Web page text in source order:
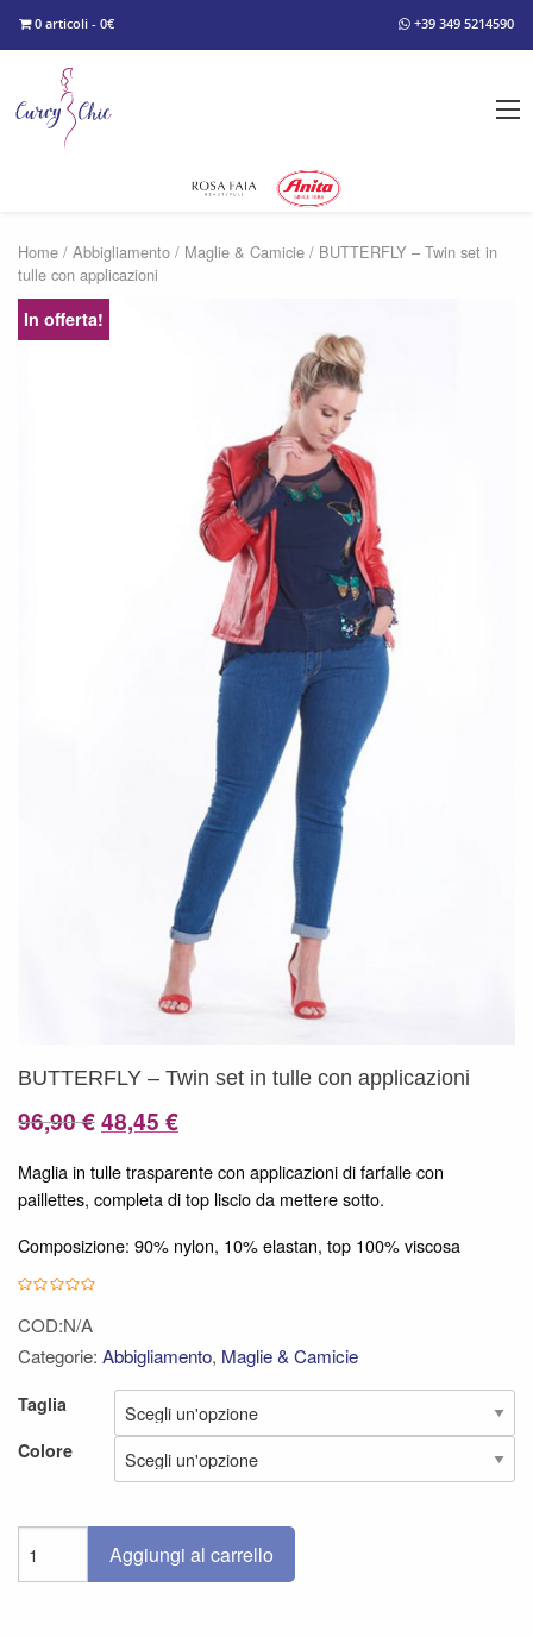
0 articoli - 0€ +39 349 5214590
Home / Abbigliamento / Maglie & Camicie / BUTTERFLY – Twin set in
tulle con applicazioni
In offerta!
BUTTERFLY – Twin set in tulle con applicazioni
96,90€Il
originale
96,90 €.
48,45 €Il
attuale
48,45 €.
Maglia in tulle trasparente con applicazioni di farfalle con
paillettes, completa di top liscio da mettere sotto.
Composizione: 90% nylon, 10% elastan, top 100% viscosa
COD:N/A
Categorie: Abbigliamento, Maglie & Camicie
Taglia
Colore
Aggiungi al carrello